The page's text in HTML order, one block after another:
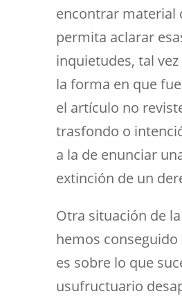
encontrar material
permita aclarar
inquietudes, tal
la forma en que
el artículo no
trasfondo o
a la de enunciar
extinción de un
Otra situación de
hemos
es sobre lo que
usufructuario